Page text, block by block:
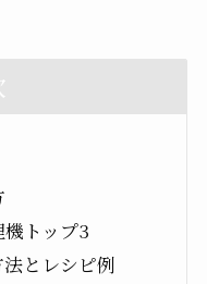
トップ3
とレシピ例